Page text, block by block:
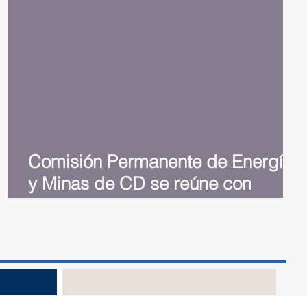
Comisión Permanente de Energía
y Minas de CD se reúne con
comunitarios de Monte Plata